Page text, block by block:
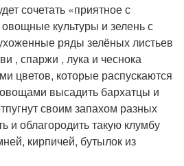
сочетать «приятное с
культуры и зелень с
ряды зелёных листьев
, спаржи , лука и чеснока
цветов, которые распускаются
высадить бархатцы и
своим запахом разных
и облагородить такую клумбу
кирпичей, бутылок из